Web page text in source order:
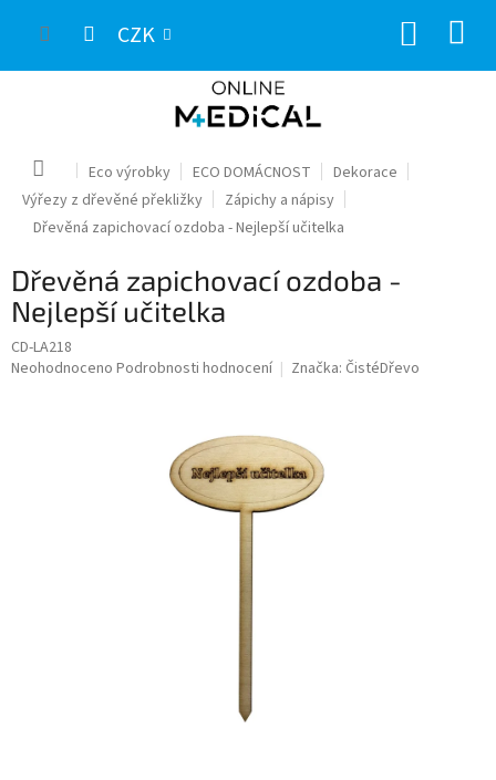
CZK
Domů Eco výrobky ECO DOMÁCNOST
Dekorace
Výřezy z dřevěné překližky
Zápichy a nápisy
Dřevěná zapichovací ozdoba - Nejlepší učitelka
Dřevěná zapichovací ozdoba -
Nejlepší učitelka
CD-LA218
Průměrné
Neohodnoceno Podrobnosti hodnocení Značka: ČistéDřevo